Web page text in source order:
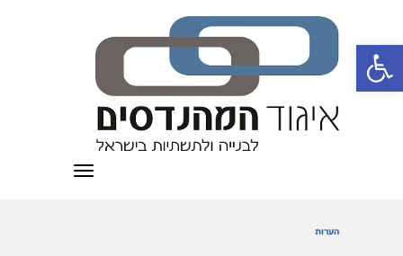
פתח סרגל נגישות
תפריט
הערות